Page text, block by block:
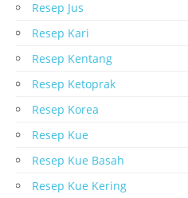
Resep Jus
Resep Kari
Resep Kentang
Resep Ketoprak
Resep Korea
Resep Kue
Resep Kue Basah
Resep Kue Kering